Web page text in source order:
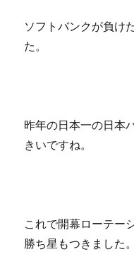
ソフトバンクが負け
た。
昨年の日本一の日本
きいですね。
これで開幕ローテー
勝ち星もつきました。